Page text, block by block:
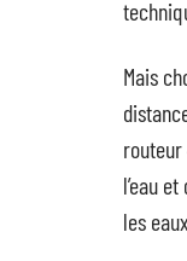
Mais
routeur
l’eau
les